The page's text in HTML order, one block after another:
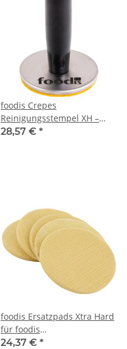
foodis Crepes
Reinigungsstempel XH –
Xtra Hard Pad für
28,57 € *
foodis Ersatzpads Xtra Hard
für foodis
Reinigungsstempel
24,37 € *